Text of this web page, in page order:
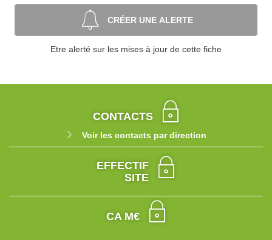
CRÉER UNE ALERTE
Etre alerté sur les mises à jour de cette fiche
CONTACTS
Voir les contacts par direction
EFFECTIF
SITE
CA M€